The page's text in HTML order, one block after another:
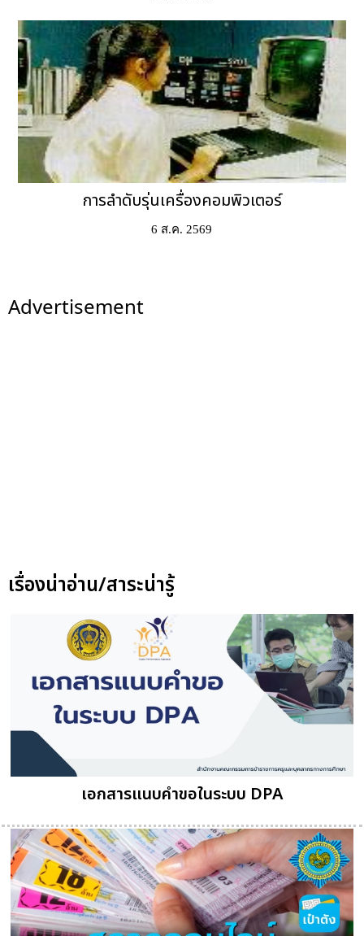
การลำดับรุ่นเครื่องคอมพิวเตอร์
6 ส.ค. 2569
Advertisement
เรื่องน่าอ่าน/สาระน่ารู้
เอกสารแนบคำขอในระบบ DPA